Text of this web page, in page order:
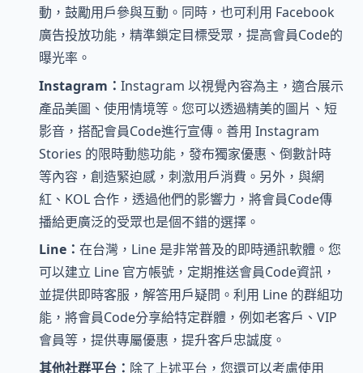
動，鼓勵用戶參與互動。同時，也可利用 Facebook
廣告投放功能，精準鎖定目標受眾，提高會員Code的
曝光率。
Instagram： Instagram 以視覺內容為主，適合展示
產品美圖、使用情境等。您可以透過精美的圖片、短
影音，搭配會員Code進行宣傳。善用 Instagram
Stories 的限時動態功能，發布獨家優惠、倒數計時
等內容，創造緊迫感，刺激用戶消費。另外，與網
紅、KOL 合作，透過他們的影響力，將會員Code傳
播給更廣泛的受眾也是個不錯的選擇。
Line： 在台灣，Line 是非常普及的即時通訊軟體。您
可以建立 Line 官方帳號，定期推送會員Code資訊，
並提供即時客服，解答用戶疑問。利用 Line 的群組功
能，將會員Code分享給特定群體，例如老客戶、VIP
會員等，提供專屬優惠，提升客戶忠誠度。
其他社群平台： 除了上述平台，您還可以考慮使用